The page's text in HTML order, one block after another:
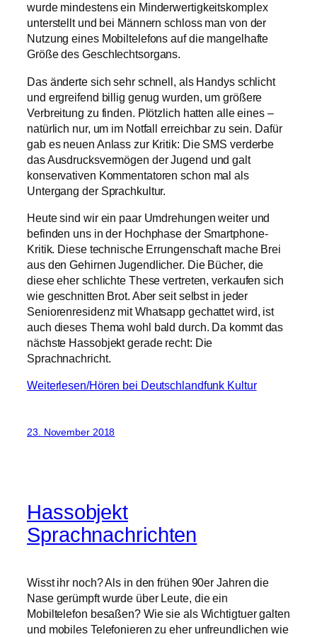
wurde mindestens ein Minderwertigkeitskomplex
unterstellt und bei Männern schloss man von der
Nutzung eines Mobiltelefons auf die mangelhafte
Größe des Geschlechtsorgans.
Das änderte sich sehr schnell, als Handys schlicht
und ergreifend billig genug wurden, um größere
Verbreitung zu finden. Plötzlich hatten alle eines –
natürlich nur, um im Notfall erreichbar zu sein. Dafür
gab es neuen Anlass zur Kritik: Die SMS verderbe
das Ausdrucksvermögen der Jugend und galt
konservativen Kommentatoren schon mal als
Untergang der Sprachkultur.
Heute sind wir ein paar Umdrehungen weiter und
befinden uns in der Hochphase der Smartphone-
Kritik. Diese technische Errungenschaft mache Brei
aus den Gehirnen Jugendlicher. Die Bücher, die
diese eher schlichte These vertreten, verkaufen sich
wie geschnitten Brot. Aber seit selbst in jeder
Seniorenresidenz mit Whatsapp gechattet wird, ist
auch dieses Thema wohl bald durch. Da kommt das
nächste Hassobjekt gerade recht: Die
Sprachnachricht.
Weiterlesen/Hören bei Deutschlandfunk Kultur
23. November 2018
Hassobjekt
Sprachnachrichten
Wisst ihr noch? Als in den frühen 90er Jahren die
Nase gerümpft wurde über Leute, die ein
Mobiltelefon besaßen? Wie sie als Wichtigtuer galten
und mobiles Telefonieren zu eher unfreundlichen wie